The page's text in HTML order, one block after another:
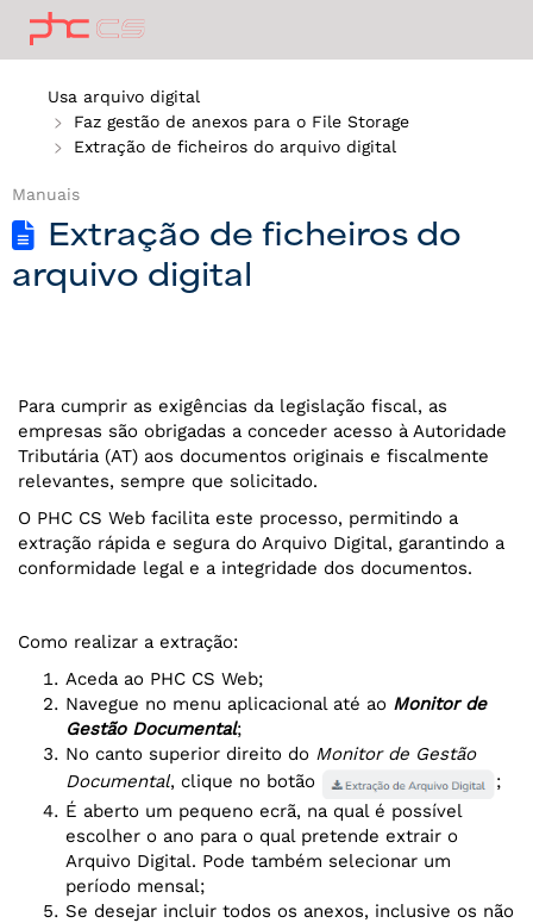
Usa arquivo digital
Faz gestão de anexos para o File Storage
Extração de ficheiros do arquivo digital
Manuais
Extração de ficheiros do
arquivo digital
Para cumprir as exigências da legislação fiscal, as
empresas são obrigadas a conceder acesso à Autoridade
Tributária (AT) aos documentos originais e fiscalmente
relevantes, sempre que solicitado.
O PHC CS Web facilita este processo, permitindo a
extração rápida e segura do Arquivo Digital, garantindo a
conformidade legal e a integridade dos documentos.
Como realizar a extração:
Aceda ao PHC CS Web;
Navegue no menu aplicacional até ao Monitor de
Gestão Documental;
No canto superior direito do Monitor de Gestão
Documental, clique no botão
;
É aberto um pequeno ecrã, na qual é possível
escolher o ano para o qual pretende extrair o
Arquivo Digital. Pode também selecionar um
período mensal;
Se desejar incluir todos os anexos, inclusive os não